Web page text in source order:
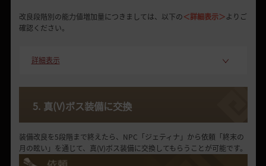
改良段階別の能力値増加量につきましては、以下の＜詳細表示＞よりご
確認ください。
詳細表示
5. 真(V)ボス装備に交換
装備改良を5段階まで終えたら、NPC「ジェティナ」から依頼「終末の
月の眩い」を通じて、真(V)ボス装備に交換してもらうことが可能です。